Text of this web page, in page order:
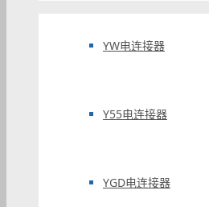
YW电连接器
Y55电连接器
YGD电连接器